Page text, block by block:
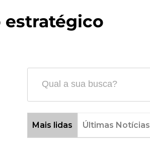
estratégico
Mais lidas Últimas Notícias